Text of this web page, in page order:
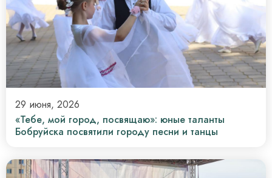
29 июня, 2026
«Тебе, мой город, посвящаю»: юные таланты
Бобруйска посвятили городу песни и танцы